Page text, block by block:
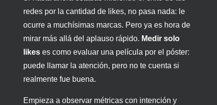
redes por la cantidad de likes, no pasa nada: le
ocurre a muchísimas marcas. Pero ya es hora de
mirar más allá del aplauso rápido. Medir solo
likes es como evaluar una película por el póster:
puede llamar la atención, pero no te cuenta si
realmente fue buena.
Empieza a observar métricas con intención y